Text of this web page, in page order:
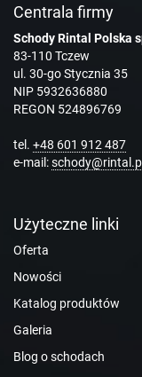
Centrala firmy
Schody Rintal Polska
83-110 Tczew
ul. 30-go Stycznia 35
NIP 5932636880
REGON 524896769
tel. +48 601 912 487
e-mail:schody@rintal.pl
Użyteczne linki
Oferta
Nowości
Katalog produktów
Galeria
Blog o schodach